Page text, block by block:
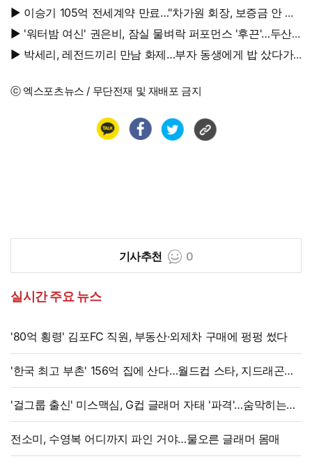
에 솜 넣는다?
▶ 이승기 105억 전세계약 만료…"차가원 회장, 보증금 안 주
면 법적 조치"
▶ '워터밤 여신' 권은비, 잠실 물벼락 퍼포먼스 '후끈'…두산
승리요정 등극
▶ 박세리, 레전드끼리 만남 화제…부자 동생에게 밥 샀다가
ⓒ 엑스포츠뉴스 / 무단전재 및 재배포 금지
기사추천 0
실시간 주요 뉴스
'80억 횡령' 김포FC 직원, 부동산·외제차 구매에 펑펑 썼다
'한국 최고 부촌' 156억 집에 산다…월드컵 스타, 지드래곤
·BTS와 이웃
'걸그룹 출신' 미스맥심, G컵 글래머 자태 '파격'…숨막히는
라인
전소미, 수영복 어디까지 파인 거야…물오른 글래머 몸매